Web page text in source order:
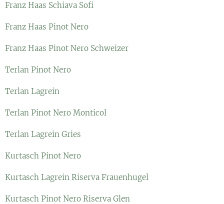
Franz Haas Schiava Sofi
Franz Haas Pinot Nero
Franz Haas Pinot Nero Schweizer
Terlan Pinot Nero
Terlan Lagrein
Terlan Pinot Nero Monticol
Terlan Lagrein Gries
Kurtasch Pinot Nero
Kurtasch Lagrein Riserva Frauenhugel
Kurtasch Pinot Nero Riserva Glen